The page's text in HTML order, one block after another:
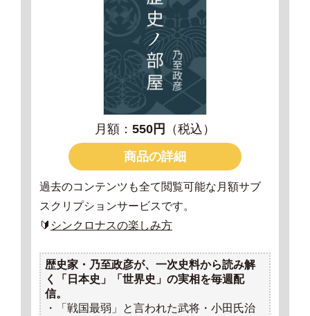
月額： 550円
（税込）
商品の詳細
過去のコンテンツも全て閲覧可能な月額サブ
スクリプションサービスです。
🔰 シンクロナスの楽しみ方
歴史家・乃至政彦が、一次史料から読み解
く「日本史」「世界史」の実相を毎週配
信。
・「戦国最弱」と言われた武将・小田氏治